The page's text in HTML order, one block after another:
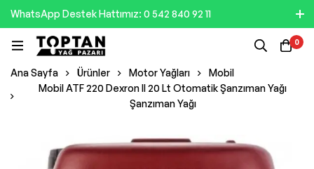
WhatsApp Destek Hattımız: 0 542 840 92 11
0
Ana Sayfa Ürünler Motor Yağları
Mobil
Mobil ATF 220 Dexron II 20 Lt Otomatik Şanzıman Yağı
Şanzıman Yağı